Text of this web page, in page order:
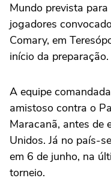
Mundo prevista
jogadores
Comary, em
início da preparação.
A equipe
amistoso contra o
Maracanã, antes de
Unidos. Já no país-
em 6 de junho, na
torneio.